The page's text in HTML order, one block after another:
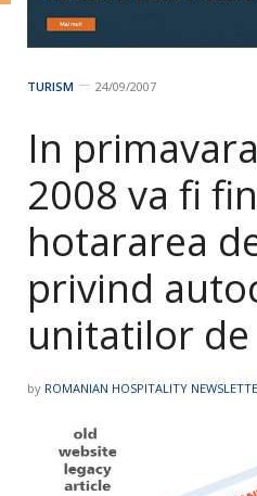
TURISM 24/09/2007
In
2008 va fi
hotararea
privind
unitatilor de
by ROMANIAN HOSPITALITY